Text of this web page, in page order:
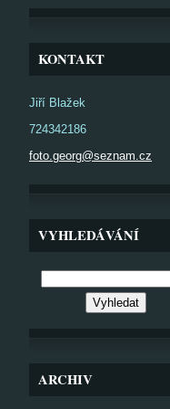
KONTAKT
Jiří Blažek
724342186
foto.georg@seznam.cz
VYHLEDÁVÁNÍ
ARCHIV